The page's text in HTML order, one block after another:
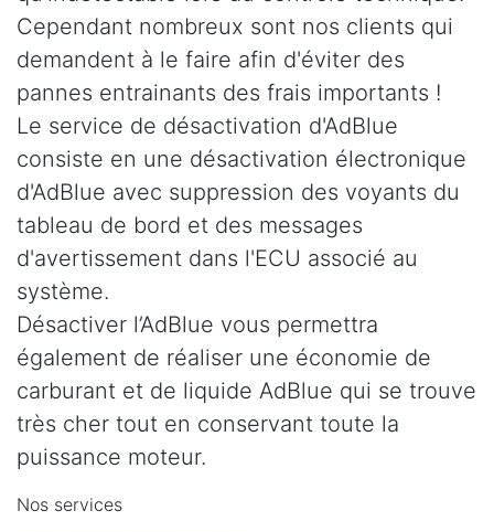
Cependant nombreux sont nos clients qui
demandent à le faire afin d'éviter des
pannes entrainants des frais importants !
Le service de désactivation d'AdBlue
consiste en une désactivation électronique
d'AdBlue avec suppression des voyants du
tableau de bord et des messages
d'avertissement dans l'ECU associé au
système.
Désactiver l’AdBlue vous permettra
également de réaliser une économie de
carburant et de liquide AdBlue qui se trouve
très cher tout en conservant toute la
puissance moteur.
Nos services